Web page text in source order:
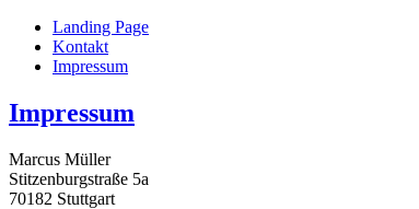
Landing Page
Kontakt
Impressum
Impressum
Marcus Müller
Stitzenburgstraße 5a
70182 Stuttgart